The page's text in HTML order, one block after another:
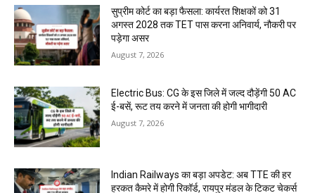
सुप्रीम कोर्ट का बड़ा फैसला: कार्यरत शिक्षकों को 31
अगस्त 2028 तक TET पास करना अनिवार्य, नौकरी पर
पड़ेगा असर
August 7, 2026
Electric Bus: CG के इस जिले में जल्द दौड़ेंगी 50 AC
ई-बसें, रूट तय करने में जनता की होगी भागीदारी
August 7, 2026
Indian Railways का बड़ा अपडेट: अब TTE की हर
हरकत कैमरे में होगी रिकॉर्ड, रायपुर मंडल के टिकट चेकर्स